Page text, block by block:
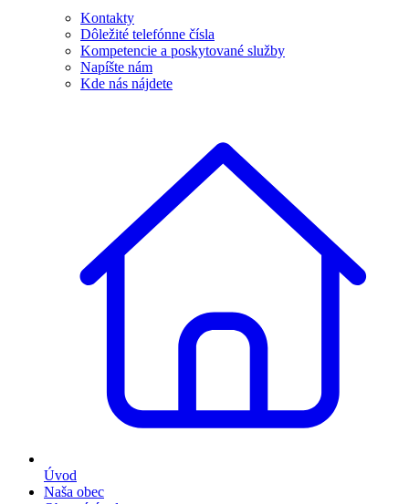
Kontakty
Dôležité telefónne čísla
Kompetencie a poskytované služby
Napíšte nám
Kde nás nájdete
Úvod
Naša obec